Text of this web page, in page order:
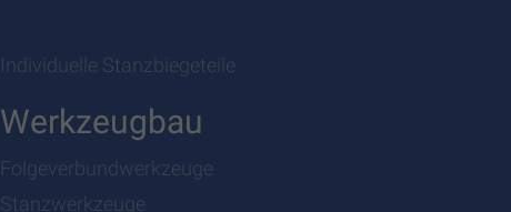
Individuelle Stanzbiegeteile
Werkzeugbau
Folgeverbundwerkzeuge
Stanzwerkzeuge